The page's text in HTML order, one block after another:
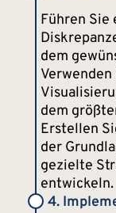
Führen Sie
dem
dem
Erstellen
der
gezielte
entwickeln.
4.